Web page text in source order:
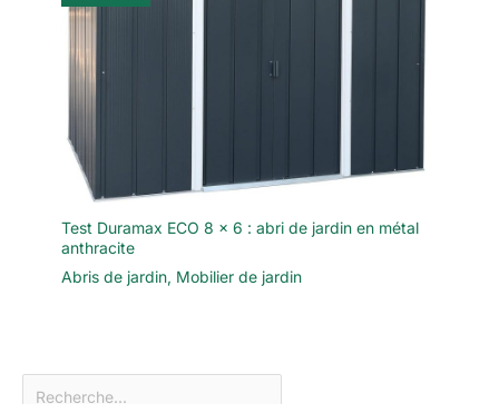
Test Duramax ECO 8 x 6 : abri de jardin en métal
anthracite
Abris de jardin, Mobilier de jardin